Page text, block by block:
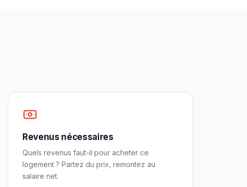
Revenus nécessaires
Quels revenus faut-il pour acheter ce
logement ? Partez du prix, remontez au
salaire net.